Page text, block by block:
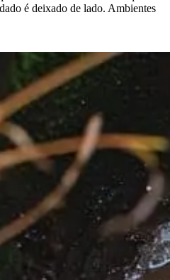
é deixado de lado. Ambientes